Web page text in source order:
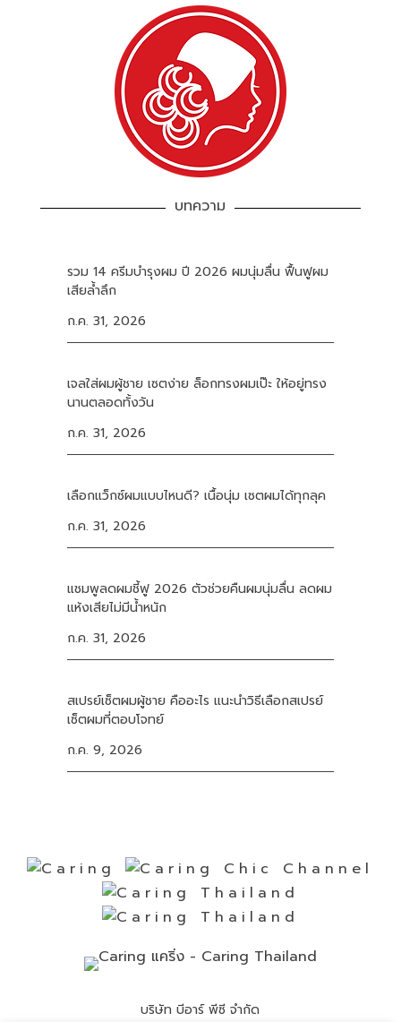
บทความ
รวม 14 ครีมบำรุงผม ปี 2026 ผมนุ่มลื่น ฟื้นฟูผม
เสียล้ำลึก
ก.ค. 31, 2026
เจลใส่ผมผู้ชาย เซตง่าย ล็อกทรงผมเป๊ะ ให้อยู่ทรง
นานตลอดทั้งวัน
ก.ค. 31, 2026
เลือกแว็กซ์ผมแบบไหนดี? เนื้อนุ่ม เซตผมได้ทุกลุค
ก.ค. 31, 2026
แชมพูลดผมชี้ฟู 2026 ตัวช่วยคืนผมนุ่มลื่น ลดผม
แห้งเสียไม่มีน้ำหนัก
ก.ค. 31, 2026
สเปรย์เซ็ตผมผู้ชาย คืออะไร แนะนำวิธีเลือกสเปรย์
เซ็ตผมที่ตอบโจทย์
ก.ค. 9, 2026
บริษัท บีอาร์ พีซี จำกัด